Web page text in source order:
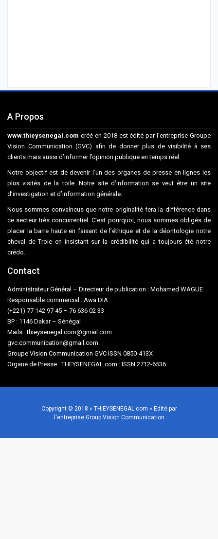
A Propos
www.thieysenegal.com créé en 2018 est édité par l’entreprise Groupe
Vision Communication (GVC) afin de donner plus de visibilité à ses
clients mais aussi d’informer l’opinion publique en temps réel.
Notre objectif est de devenir l’un des organes de presse en lignes les
plus visités de la toile. Notre site d’information se veut être un site
d’investigation et d’information générale.
Nous sommes convaincus que notre originalité fera la différence dans
ce secteur très concurrentiel. C’est pourquoi, nous sommes obligés de
placer la barre haute en faisant de l’éthique et de la déontologie notre
cheval de Troie en insistant sur la crédibilité qui a toujours été notre
crédo.
Contact
Administrateur Général – Directeur de publication : Mohamed WAGUE
Responsable commercial : Awa DIA
(+221) 77 142 97 45 – 76 636 02 33
BP : 1146 Dakar – Sénégal
Mails : thieysenegal.com@gmail.com –
gvc.communication@gmail.com.
Groupe Vision Communication GVC ISSN 0850-413X
Organe de Presse : THEYSENEGAL.com : ISSN 2712-6536
Copyright © 2018 « THIEYSENEGAL.com » Edité par
l'entreprise Group Vision Communication